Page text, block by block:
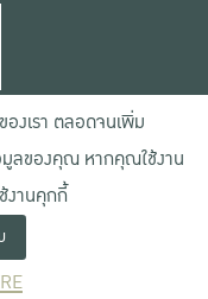
ตุจักร กรุงเทพฯ 10900
45
องเรา ตลอดจนเพิ่ม
มูลของคุณ หากคุณใช้งาน
งานคุกกี้